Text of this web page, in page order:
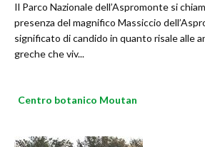
Il Parco Nazionale dell’Aspromonte si
presenza del magnifico Massiccio
significato di candido in quanto risale alle
greche che viv...
Centro botanico Moutan